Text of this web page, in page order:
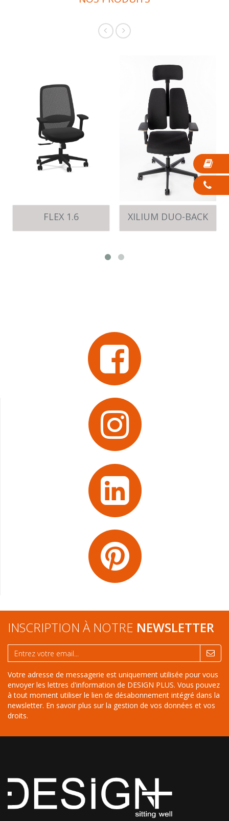
FLEX 1.6 XILIUM DUO-BACK
INSCRIPTION À NOTRE NEWSLETTER
Votre adresse de messagerie est uniquement utilisée pour vous
envoyer les lettres d'information de DESIGN PLUS. Vous pouvez
à tout moment utiliser le lien de désabonnement intégré dans la
newsletter. En savoir plus sur la gestion de vos données et vos
droits.